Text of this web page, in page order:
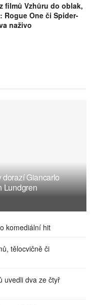
filmů Vzhůru do oblak,
Rogue One či Spider-
naživo
dorazí Giancarlo
Lundgren
komediální hit
tělocvičně či
uvedli dva ze čtyř